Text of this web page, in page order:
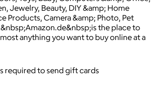
Jewelry, Beauty, DIY &amp; Home
Products, Camera &amp; Photo, Pet
the place to
anything you want to buy online at a
required to send gift cards